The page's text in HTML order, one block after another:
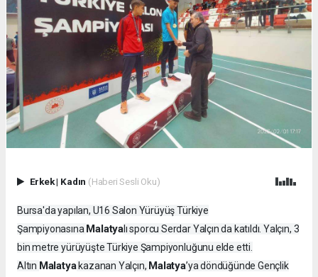
Erkek| Kadın (Haberi Sesli Oku)
Bursa'da yapılan, U16 Salon Yürüyüş Türkiye
Şampiyonasına Malatyalı sporcu Serdar Yalçın da katıldı. Yalçın, 3
bin metre yürüyüşte Türkiye Şampiyonluğunu elde etti.
Altın Malatyakazanan Yalçın, Malatya’ya döndüğünde Gençlik